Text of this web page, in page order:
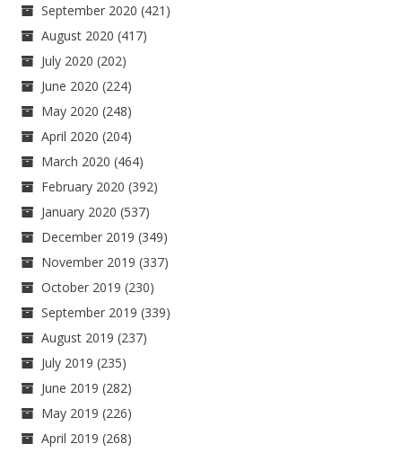
September 2020 (421)
August 2020 (417)
July 2020 (202)
June 2020 (224)
May 2020 (248)
April 2020 (204)
March 2020 (464)
February 2020 (392)
January 2020 (537)
December 2019 (349)
November 2019 (337)
October 2019 (230)
September 2019 (339)
August 2019 (237)
July 2019 (235)
June 2019 (282)
May 2019 (226)
April 2019 (268)